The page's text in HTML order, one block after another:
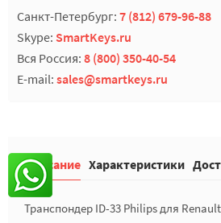
Санкт-Петербург: 7 (812) 679-96-88
Skype: SmartKeys.ru
Вся Россия: 8 (800) 350-40-54
E-mail: sales@smartkeys.ru
Описание Характеристики
Транспондер ID-33 Philips для Renault